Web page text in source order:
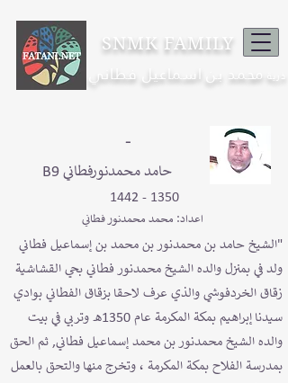
SNMK FAMILY
ذرية محمد بن اسماعيل فطاني
-
B9 حامد محمدنورفطاني
1350 - 1442
اعداد: محمد محمدنور فطاني
"الشيخ حامد بن محمدنور بن محمد بن إسماعيل فطاني
ولد في بمنزل والده الشيخ محمدنور فطاني بحي القشاشية
زقاق الخردفوشي والذي عرف لاحقا بزقاق الفطاني بوادي
سيدنا إبراهيم بمكة المكرمة عام 1350هـ وتربي في بيت
والده الشيخ محمدنور بن محمد إسماعيل فطاني, ثم الحق
بمدرسة الفلاح بمكة المكرمة ، وتخرج منها والتحق بالعمل